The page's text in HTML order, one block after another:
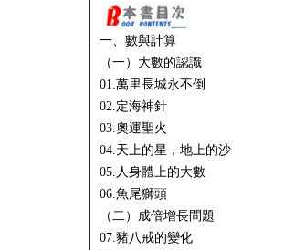
一、數與計算
（一）大數的認識
01.萬里長城永不倒
02.定海神針
03.奧運聖火
04.天上的星，地上的沙
05.人身體上的大數
06.魚尾獅頭
（二）成倍增長問題
07.豬八戒的變化